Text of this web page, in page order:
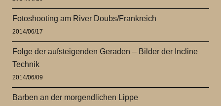
Fotoshooting am River Doubs/Frankreich
2014/06/17
Folge der aufsteigenden Geraden – Bilder der Incline
Technik
2014/06/09
Barben an der morgendlichen Lippe